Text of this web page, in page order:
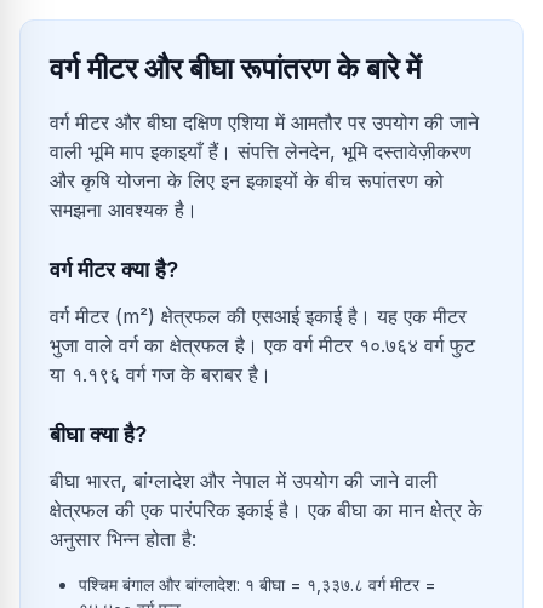
वर्ग मीटर और बीघा रूपांतरण के बारे में
वर्ग मीटर और बीघा दक्षिण एशिया में आमतौर पर उपयोग की जाने
वाली भूमि माप इकाइयाँ हैं। संपत्ति लेनदेन, भूमि दस्तावेज़ीकरण
और कृषि योजना के लिए इन इकाइयों के बीच रूपांतरण को
समझना आवश्यक है।
वर्ग मीटर क्या है?
वर्ग मीटर (m²) क्षेत्रफल की एसआई इकाई है। यह एक मीटर
भुजा वाले वर्ग का क्षेत्रफल है। एक वर्ग मीटर १०.७६४ वर्ग फुट
या १.१९६ वर्ग गज के बराबर है।
बीघा क्या है?
बीघा भारत, बांग्लादेश और नेपाल में उपयोग की जाने वाली
क्षेत्रफल की एक पारंपरिक इकाई है। एक बीघा का मान क्षेत्र के
अनुसार भिन्न होता है:
पश्चिम बंगाल और बांग्लादेश: १ बीघा = १,३३७.८ वर्ग मीटर =